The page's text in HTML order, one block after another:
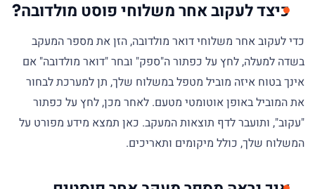
כיצד לעקוב אחר משלוחי פוסט מולדובה?
כדי לעקוב אחר משלוחי דואר מולדובה, הזן את מספר המעקב
בשדה למעלה, לחץ על כפתור ה"ספק" ובחר "דואר מולדובה" אם
אינך בטוח איזה מוביל מטפל במשלוח שלך, תן למערכת לבחור
את המוביל באופן אוטומטי מטעם. לאחר מכן, לחץ על כפתור
"עקוב", ותועבר לדף תוצאות המעקב. כאן תמצא מידע מפורט על
המשלוח שלך, כולל מיקומים ותאריכים.